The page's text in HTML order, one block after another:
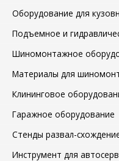
Оборудование для
Подъемное и
Шиномонтажное
Материалы для
Клининговое
Гаражное оборудование
Стенды развал-
Инструмент для